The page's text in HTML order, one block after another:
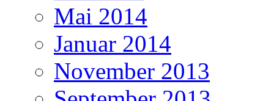
Mai 2014
Januar 2014
November 2013